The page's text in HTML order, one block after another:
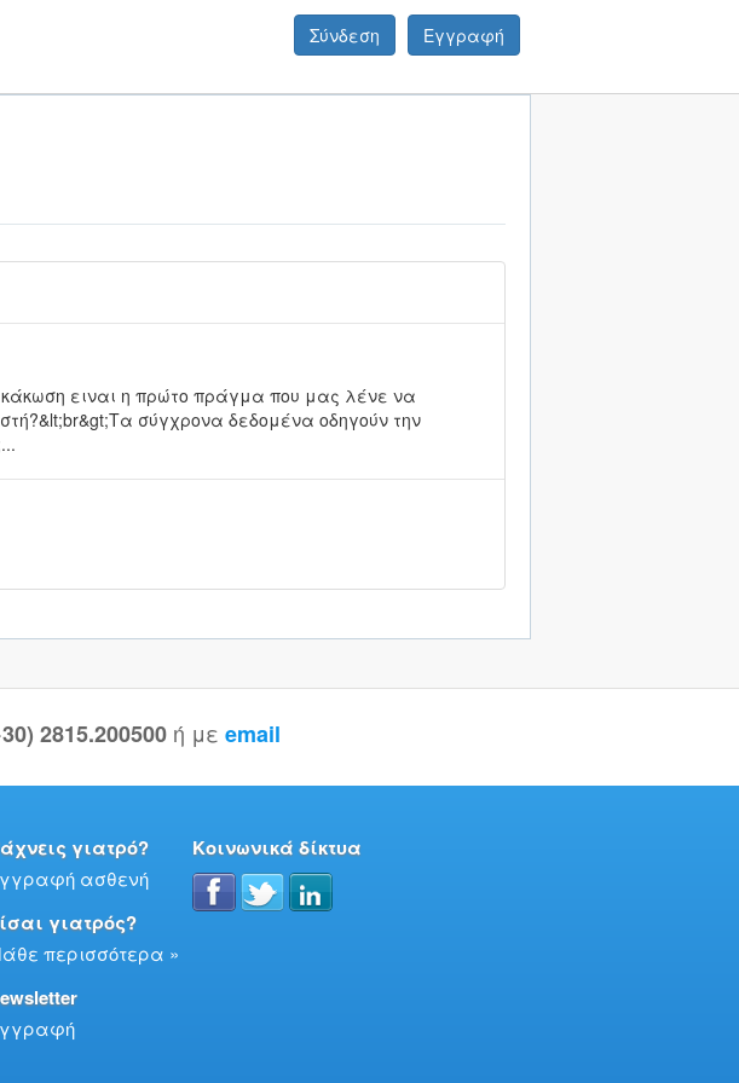
Σύνδεση Εγγραφή
ειναι η πρώτο πράγμα που μας λένε να
σύγχρονα δεδομένα οδηγούν την
2815.200500 ή με email
γιατρό?
ασθενή
γιατρός?
περισσότερα »
Κοινωνικά δίκτυα